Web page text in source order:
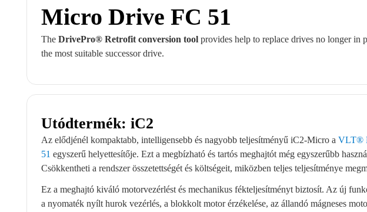
Micro Drive FC 51
The DrivePro® Retrofit conversion tool provides help to replace drives no longer in
the most suitable successor drive.
Utódtermék: iC2
Az elődjénél kompaktabb, intelligensebb és nagyobb teljesítményű iC2-Micro a VLT®
51 egyszerű helyettesítője. Ezt a megbízható és tartós meghajtót még egyszerűbb
Csökkentheti a rendszer összetettségét és költségeit, miközben teljes teljesítménye
Ez a meghajtó kiváló motorvezérlést és mechanikus fékteljesítményt biztosít. Az új
a nyomaték nyílt hurok vezérlés, a blokkolt motor érzékelése, az állandó mágneses